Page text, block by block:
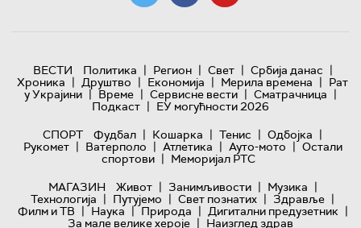
ВЕСТИ Политика | Регион | Свет | Србија данас |
Хроника | Друштво | Економија | Мерила времена | Рат
у Украјини | Време | Сервисне вести | Сматрачница |
Подкаст | ЕУ могућности 2026
СПОРТ
Фудбал | Кошарка | Тенис | Одбојка |
Рукомет | Ватерполо | Атлетика | Ауто-мото | Остали
спортови | Меморијал РТС
МАГАЗИН
Живот | Занимљивости | Музика |
Технологијa | Путујемо | Свет познатих | Здравље |
Филм и ТВ | Наука | Природа | Дигитални предузетник |
За мале велике хероје | Наизглед здрав